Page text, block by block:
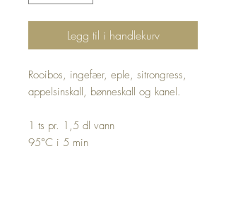
Legg til i handlekurv
Rooibos, ingefær, eple, sitrongress,
appelsinskall, bønneskall og kanel.
1 ts pr. 1,5 dl vann
95°C i 5 min